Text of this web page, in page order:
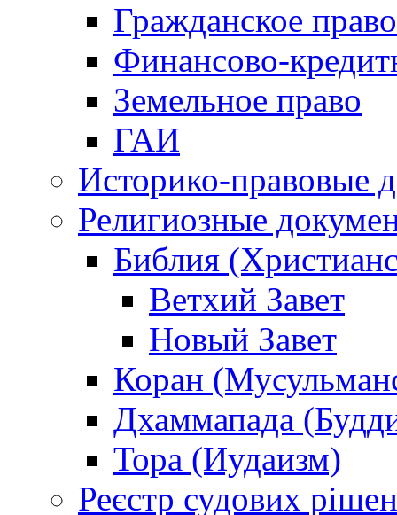
Гражданское право
Финансово-
Земельное право
ГАИ
Историко-правовые
Религиозные
Библия
Ветхий Завет
Новый Завет
Коран
Дхаммапада
Тора (Иудаизм)
Реєстр судових